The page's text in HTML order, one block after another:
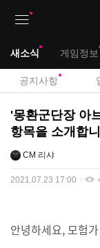
새소식 게임정보
공지사항
리
샤
편
'몽환군단장 아
항목을 소개합
CM 리샤
2021.07.23 17:00
안녕하세요, 모험